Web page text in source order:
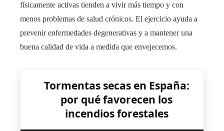
físicamente activas tienden a vivir más tiempo y con
menos problemas de salud crónicos. El ejercicio ayuda a
prevenir enfermedades degenerativas y a mantener una
buena calidad de vida a medida que envejecemos.
Tormentas secas en España:
por qué favorecen los
incendios forestales